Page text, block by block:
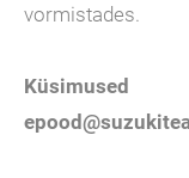
vormistades.